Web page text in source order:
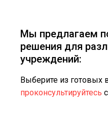
Мы предлагаем
решения для
учреждений:
Выберите из готовых
проконсультируйтесь